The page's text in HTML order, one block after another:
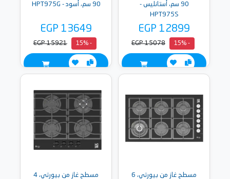
90 سم، أستانليس -
HPT975S
EGP 12899
- 15%
EGP 15078
90 سم، أسود - HPT975G
EGP 13649
- 15%
EGP 15921
مسطح غاز من بيورتي، 6
مسطح غاز من بيورتي، 4